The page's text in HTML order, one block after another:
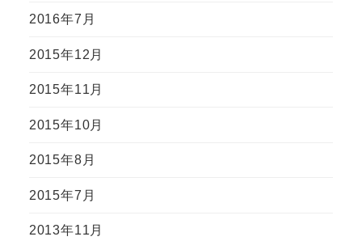
2016年7月
2015年12月
2015年11月
2015年10月
2015年8月
2015年7月
2013年11月